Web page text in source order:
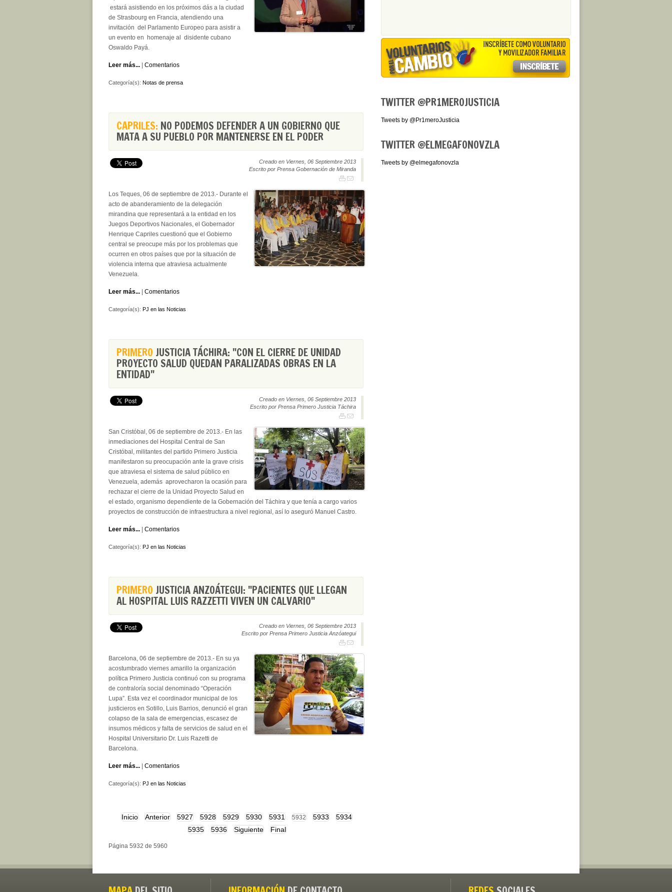
estará asistiendo en los próximos dás a la ciudad
de Strasbourg en Francia, atendiendo una
invitación del Parlamento Europeo para asistir a
un evento en homenaje al disidente cubano
Oswaldo Payá.
Leer más... Comentarios
Categoría(s): Notas de prensa
CAPRILES: NO PODEMOS DEFENDER A UN GOBIERNO QUE
MATA A SU PUEBLO POR MANTENERSE EN EL PODER
Creado en Viernes, 06 Septiembre 2013
Escrito por Prensa Gobernación de Miranda
Los Teques, 06 de septiembre de 2013.- Durante el
acto de abanderamiento de la delegación
mirandina que representará a la entidad en los
Juegos Deportivos Nacionales, el Gobernador
Henrique Capriles cuestionó que el Gobierno
central se preocupe más por los problemas que
ocurren en otros países que por la situación de
violencia interna que atraviesa actualmente
Venezuela.
Leer más... Comentarios
Categoría(s): PJ en las Noticias
PRIMERO JUSTICIA TÁCHIRA: "CON EL CIERRE DE UNIDAD
PROYECTO SALUD QUEDAN PARALIZADAS OBRAS EN LA
ENTIDAD"
Creado en Viernes, 06 Septiembre 2013
Escrito por Prensa Primero Justicia Táchira
San Cristóbal, 06 de septiembre de 2013.- En las
inmediaciones del Hospital Central de San
Cristóbal, militantes del partido Primero Justicia
manifestaron su preocupación ante la grave crisis
que atraviesa el sistema de salud público en
Venezuela, además aprovecharon la ocasión para
rechazar el cierre de la Unidad Proyecto Salud en
el estado, organismo dependiente de la Gobernación del Táchira y que tenía a cargo varios
proyectos de construcción de infraestructura a nivel regional, así lo aseguró Manuel Castro.
Leer más... Comentarios
Categoría(s): PJ en las Noticias
PRIMERO JUSTICIA ANZOÁTEGUI: "PACIENTES QUE LLEGAN
AL HOSPITAL LUIS RAZZETTI VIVEN UN CALVARIO"
Creado en Viernes, 06 Septiembre 2013
Escrito por Prensa Primero Justicia Anzóategui
Barcelona, 06 de septiembre de 2013.- En su ya
acostumbrado viernes amarillo la organización
política Primero Justicia continuó con su programa
de contraloría social denominado “Operación
Lupa”. Esta vez el coordinador municipal de los
justicieros en Sotillo, Luis Barrios, denunció el gran
colapso de la sala de emergencias, escasez de
insumos médicos y falta de servicios de salud en el
Hospital Universitario Dr. Luis Razetti de
Barcelona.
Leer más... Comentarios
Categoría(s): PJ en las Noticias
Inicio Anterior 5927 5928 5929 5930 5931 5932 5933
5934
5935
5936 Siguiente Final
Página 5932 de 5960
TWITTER @PR1MEROJUSTICIA
Tweets by @Pr1meroJusticia
TWITTER @ELMEGAFONOVZLA
Tweets by @elmegafonovzla